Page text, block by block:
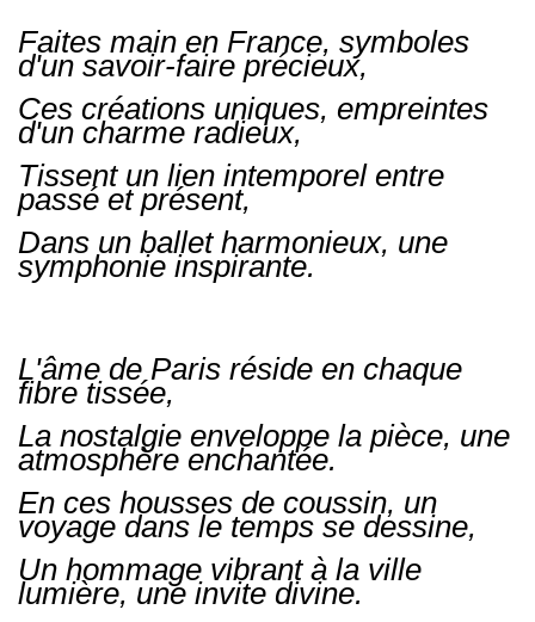
Faites main en France, symboles
d'un savoir-faire précieux,
Ces créations uniques, empreintes
d'un charme radieux,
Tissent un lien intemporel entre
passé et présent,
Dans un ballet harmonieux, une
symphonie inspirante.
L'âme de Paris réside en chaque
fibre tissée,
La nostalgie enveloppe la pièce, une
atmosphère enchantée.
En ces housses de coussin, un
voyage dans le temps se dessine,
Un hommage vibrant à la ville
lumière, une invite divine.